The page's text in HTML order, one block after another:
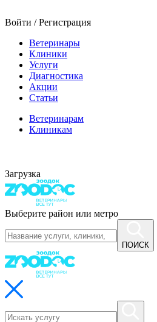
Войти / Регистрация
Ветеринары
Клиники
Услуги
Диагностика
Акции
Статьи
Ветеринарам
Клиникам
Загрузка
Выберите район или метро
ПОИСК